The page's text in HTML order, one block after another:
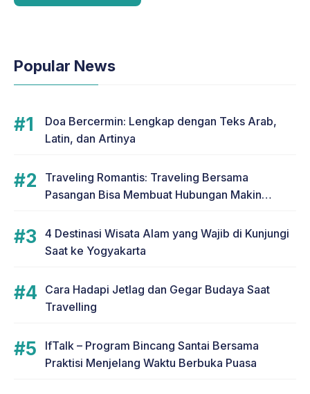
Popular News
Doa Bercermin: Lengkap dengan Teks Arab,
Latin, dan Artinya
Traveling Romantis: Traveling Bersama
Pasangan Bisa Membuat Hubungan Makin
4 Destinasi Wisata Alam yang Wajib di Kunjungi
Saat ke Yogyakarta
Cara Hadapi Jetlag dan Gegar Budaya Saat
Travelling
IfTalk – Program Bincang Santai Bersama
Praktisi Menjelang Waktu Berbuka Puasa